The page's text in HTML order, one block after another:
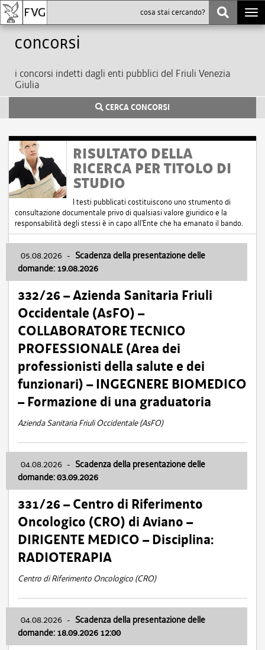
Concorsi
i concorsi indetti dagli enti pubblici del Friuli Venezia
Giulia
CERCA CONCORSI
RISULTATO DELLA
RICERCA PER TITOLO DI
STUDIO
I testi pubblicati costituiscono uno strumento di
consultazione documentale privo di qualsiasi valore giuridico e la
responsabilità degli stessi è in capo all'Ente che ha emanato il bando.
05.08.2026 - Scadenza della presentazione delle
domande: 19.08.2026
332/26 – Azienda Sanitaria Friuli
Occidentale (AsFO) –
COLLABORATORE TECNICO
PROFESSIONALE (Area dei
professionisti della salute e dei
funzionari) – INGEGNERE BIOMEDICO
– Formazione di una graduatoria
Azienda Sanitaria Friuli Occidentale (AsFO)
04.08.2026 - Scadenza della presentazione delle
domande: 03.09.2026
331/26 – Centro di Riferimento
Oncologico (CRO) di Aviano –
DIRIGENTE MEDICO – Disciplina:
RADIOTERAPIA
Centro di Riferimento Oncologico (CRO)
04.08.2026 - Scadenza della presentazione delle
domande: 18.09.2026 12:00